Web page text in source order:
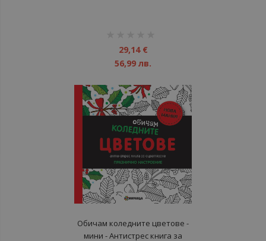
29,14 €
56,99 лв.
Обичам коледните цветове -
мини - Антистрес книга за